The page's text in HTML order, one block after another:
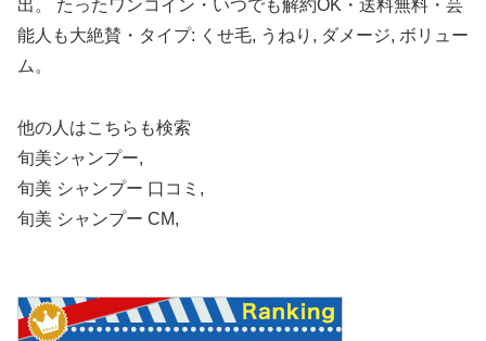
出。 たったワンコイン・いつでも解約OK・送料無料・芸
能人も大絶賛・タイプ: くせ毛, うねり, ダメージ, ボリュー
ム。
他の人はこちらも検索
旬美シャンプー,
旬美 シャンプー 口コミ,
旬美 シャンプー CM,